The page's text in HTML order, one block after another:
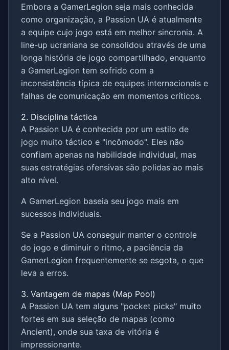
Embora a GamerLegion seja mais conhecida
como organização, a Passion UA é atualmente
a equipe cujo jogo está em melhor sincronia. A
line-up ucraniana se consolidou através de uma
longa história de jogo compartilhado, enquanto
a GamerLegion tem sofrido com a
inconsistência típica de equipes internacionais e
falhas de comunicação em momentos críticos.
2. Disciplina táctica
A Passion UA é conhecida por um estilo de
jogo muito táctico e "incômodo". Eles não
confiam apenas na habilidade individual, mas
suas estratégias ofensivas são polidas ao mais
alto nível.
A GamerLegion baseia seu jogo mais em
sucessos individuais.
Se a Passion UA conseguir manter o controle
do jogo e diminuir o ritmo, a paciência da
GamerLegion frequentemente se esgota, o que
leva a erros.
3. Vantagem de mapas (Map Pool)
A Passion UA tem alguns "pocket picks" muito
fortes em sua seleção de mapas (como
Ancient), onde sua taxa de vitória é
impressionante.